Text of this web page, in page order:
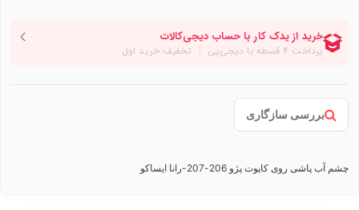
بررسی سازگاری
چشم آب پاشی روی کاپوت پژو 206-207-رانا ایساکو